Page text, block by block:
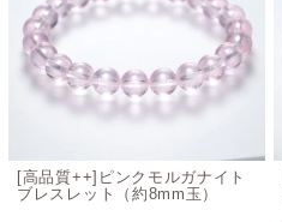
[高品質++]ピンクモルガナイト
ブレスレット（約8mm玉）